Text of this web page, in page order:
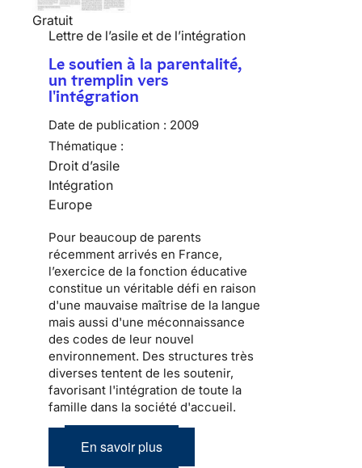
Gratuit
Lettre de l’asile et de l’intégration
Le soutien à la parentalité,
un tremplin vers
l'intégration
Date de publication : 2009
Thématique :
Droit d’asile
Intégration
Europe
Pour beaucoup de parents
récemment arrivés en France,
l’exercice de la fonction éducative
constitue un véritable défi en raison
d'une mauvaise maîtrise de la langue
mais aussi d'une méconnaissance
des codes de leur nouvel
environnement. Des structures très
diverses tentent de les soutenir,
favorisant l'intégration de toute la
famille dans la société d'accueil.
En savoir plus